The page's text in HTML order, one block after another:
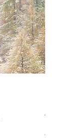
À
Prix
Prix